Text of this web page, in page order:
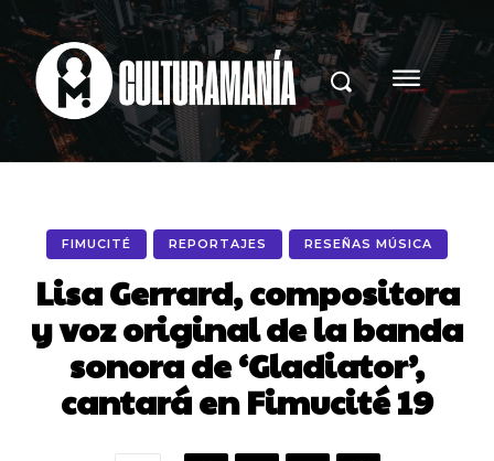
FIMUCITÉ REPORTAJES RESEÑAS MÚSICA
Lisa Gerrard, compositora
y voz original de la banda
sonora de ‘Gladiator’,
cantará en Fimucité 19